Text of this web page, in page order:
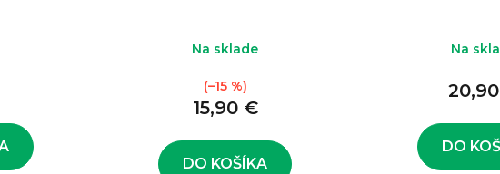
Na sklade
15,90 €
(–15 %)
DO KOŠÍKA
Na
DO